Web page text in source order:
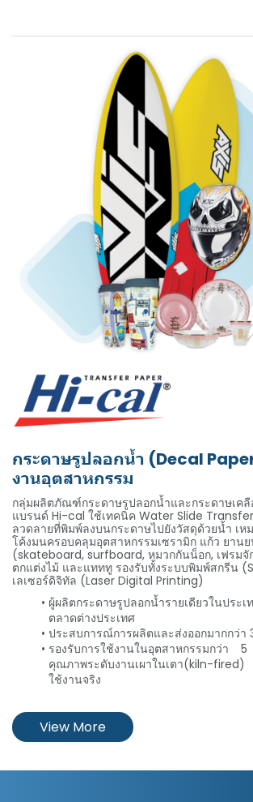
กระดาษรูปลอกน้ำ (Decal
งานอุตสาหกรรม
กลุ่มผลิตภัณฑ์กระดาษรูปลอกน้ำและกระดาษเคลื
แบรนด์ Hi-cal ใช้เทคนิค Water Slide
ลวดลายที่พิมพ์ลงบนกระดาษไปยังวัสดุด้วยน้ำ เห
โค้งมนครอบคลุมอุตสาหกรรมเซรามิก แก้ว ยาน
(skateboard, surfboard, หมวกกันน็อก, เฟรมจั
ตกแต่งไม้ และแทททู รองรับทั้งระบบพิมพ์สกรีน
เลเซอร์ดิจิทัล (Laser Digital Printing)
ผู้ผลิตกระดาษรูปลอกน้ำรายเดียวในประเ
ตลาดต่างประเทศ
ประสบการณ์การผลิตและส่งออกมากกว่า
รองรับการใช้งานในอุตสาหกรรมกว่า
คุณภาพระดับงานเผาในเตา(kiln-
ใช้งานจริง
View More